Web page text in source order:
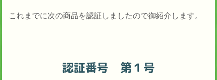
これまでに次の商品を認証しましたので御紹介します。
認証番号 第１号